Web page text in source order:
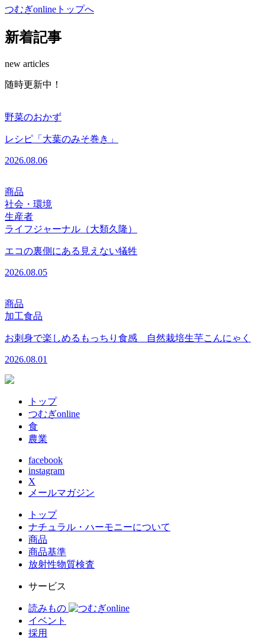
つむぎonlineトップへ
新着記事
new articles
随時更新中 ！
野菜のおかず
レシピ「大葉のみそ巻き」
2026.08.06
商品
社会・環境
生産者
ライフジャーナル（大類久隆）
エコの裏側にある見えない犠牲
2026.08.05
商品
加工食品
お刺身で楽しめるもっちり食感 自然栽培生芋こんにゃく
2026.08.01
トップ
つむぎonline
食
農業
facebook
instagram
X
メールマガジン
トップ
ナチュラル・ハーモニーについて
商品
商品基準
放射性物質検査
サービス
読みもの
イベント
採用